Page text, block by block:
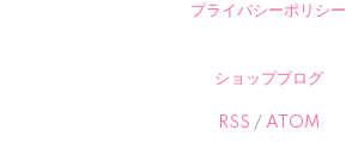
プライバシーポリシー
ショップブログ
RSS / ATOM